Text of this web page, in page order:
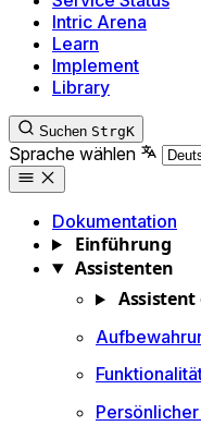
Intric Arena
Learn
Implement
Library
Suchen StrgK
Sprache wählen
Dokumentation
Einführung
Assistenten
Assistent